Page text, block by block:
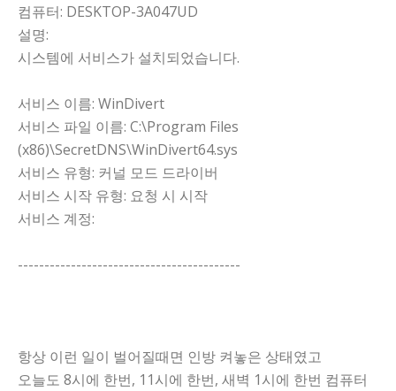
컴퓨터: DESKTOP-3A047UD
설명:
시스템에 서비스가 설치되었습니다.
서비스 이름: WinDivert
서비스 파일 이름: C:\Program Files
(x86)\SecretDNS\WinDivert64.sys
서비스 유형: 커널 모드 드라이버
서비스 시작 유형: 요청 시 시작
서비스 계정:
------------------------------------------
항상 이런 일이 벌어질때면 인방 켜놓은 상태였고
오늘도 8시에 한번, 11시에 한번, 새벽 1시에 한번 컴퓨터